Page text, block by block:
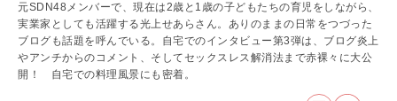
元SDN48メンバーで、現在は2歳と1歳の子どもたちの育児をしながら、
実業家としても活躍する光上せあらさん。ありのままの日常をつづった
ブログも話題を呼んでいる。自宅でのインタビュー第3弾は、ブログ炎上
やアンチからのコメント、そしてセックスレス解消法まで赤裸々に大公
開！ 自宅での料理風景にも密着。